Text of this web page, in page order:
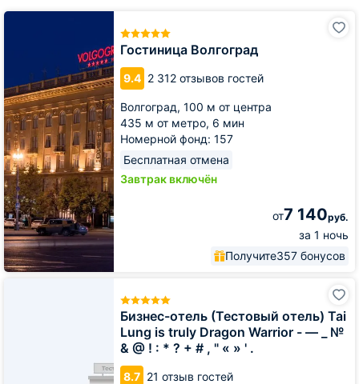
Гостиница Волгоград
9.4 2 312 отзывов гостей
Волгоград, 100 м от центра
435 м от метро, 6 мин
Номерной фонд: 157
Бесплатная отмена
Завтрак включён
от7 140руб.
за 1 ночь
Получите357 бонусов
Гостиница
Бизнес-отель (Тестовый отель) Tai
Lung is truly Dragon Warrior - — _ №
& @ ! : * ? + # , " « » ' .
8.7 21 отзыв гостей